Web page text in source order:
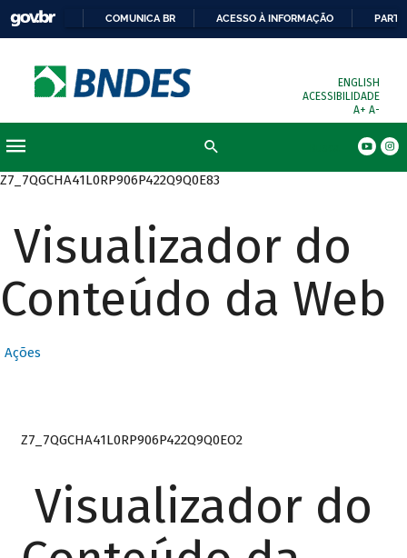
COMUNICA BR ACESSO À INFORMAÇÃO
ENGLISH
ACESSIBILIDADE
A+ A-
Z7_7QGCHA41L0RP906P422Q9Q0E83
Visualizador do
Conteúdo da Web
Ações
Z7_7QGCHA41L0RP906P422Q9Q0EO2
Visualizador do